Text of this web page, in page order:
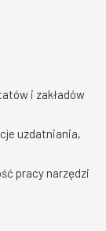
i zakładów
uzdatniania,
pracy narzędzi